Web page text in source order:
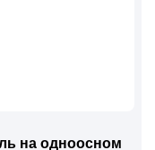
на одноосном